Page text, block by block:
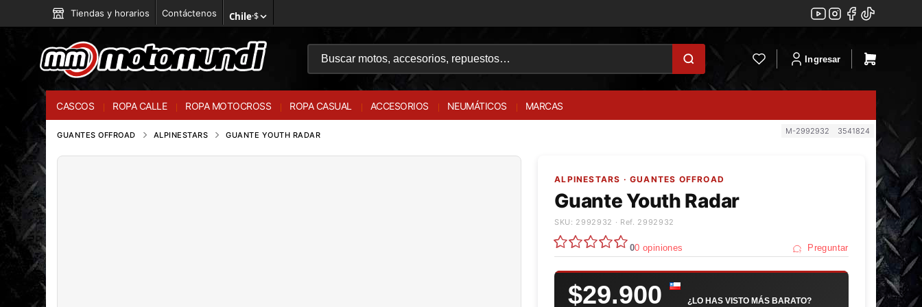
Tiendas y horarios Contáctenos Chile·$
Ingresar
CASCOS ROPA CALLE ROPA MOTOCROSS ROPA CASUAL ACCESORIOS NEUMÁTICOS MARCAS
GUANTES OFFROAD ALPINESTARS GUANTE YOUTH RADAR M-2992932 3541824
ALPINESTARS · GUANTES OFFROAD
Guante Youth Radar
SKU: 2992932 · Ref. 2992932
00 opiniones Preguntar
$29.900 ¿LO HAS VISTO MÁS BARATO?